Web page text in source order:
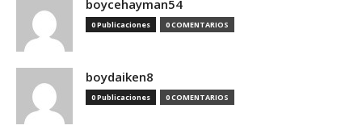
boycehayman54
0 Publicaciones 0 COMENTARIOS
boydaiken8
0 Publicaciones 0 COMENTARIOS